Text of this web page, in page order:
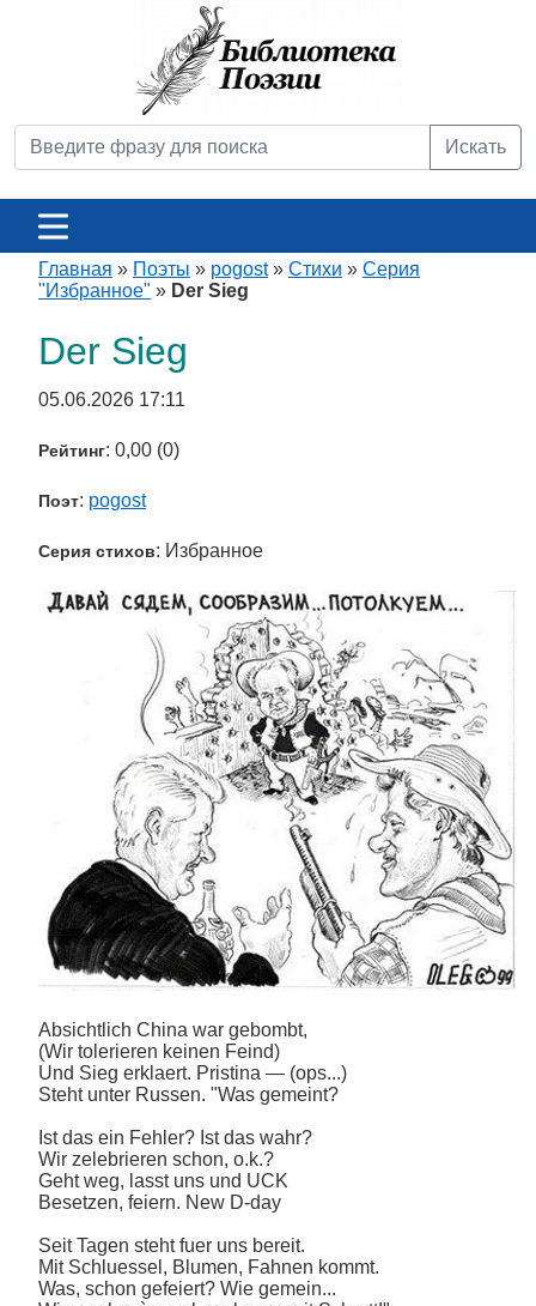
Искать
Главная » Поэты » pogost» Стихи » Серия
"Избранное" » Der Sieg
Der Sieg
05.06.2026 17:11
Рейтинг: 0,00 (0)
Поэт: pogost
Серия стихов: Избранное
Absichtlich China war gebombt,
(Wir tolerieren keinen Feind)
Und Sieg erklaert. Pristina — (ops...)
Steht unter Russen. "Was gemeint?
Ist das ein Fehler? Ist das wahr?
Wir zelebrieren schon, o.k.?
Geht weg, lasst uns und UCK
Besetzen, feiern. New D-day
Seit Tagen steht fuer uns bereit.
Mit Schluessel, Blumen, Fahnen kommt.
Was, schon gefeiert? Wie gemein...